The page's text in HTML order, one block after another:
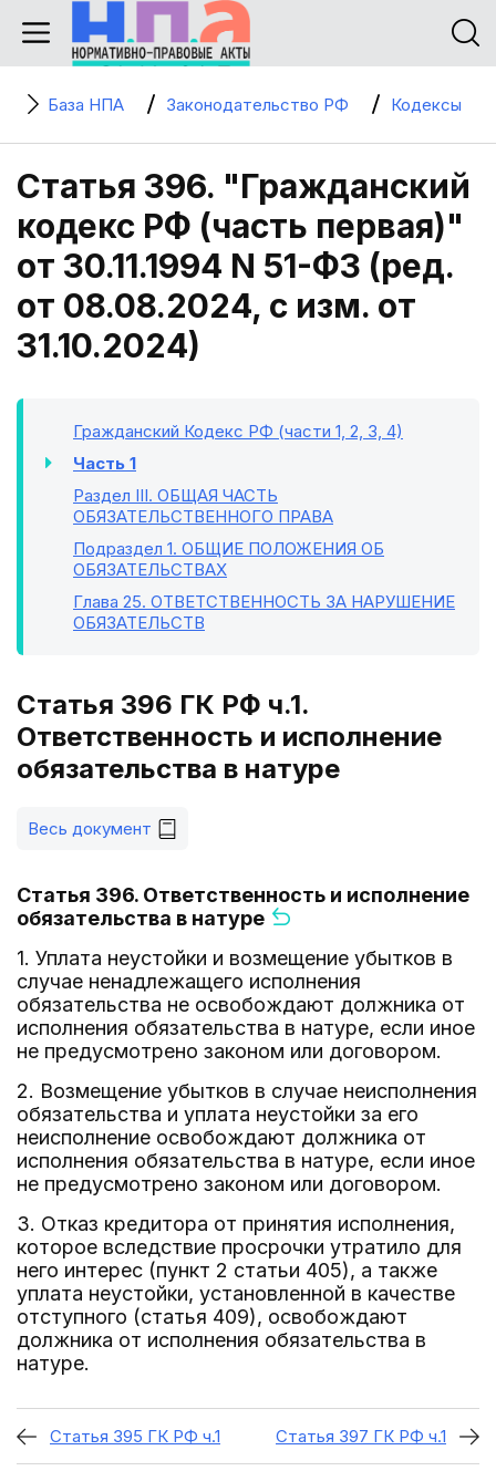
База НПА Законодательство РФ Кодексы
Статья 396. "Гражданский
кодекс РФ (часть первая)"
от 30.11.1994 N 51-ФЗ (ред.
от 08.08.2024, с изм. от
31.10.2024)
Гражданский Кодекс РФ (части 1, 2, 3, 4)
Часть 1
Раздел III. ОБЩАЯ ЧАСТЬ
ОБЯЗАТЕЛЬСТВЕННОГО ПРАВА
Подраздел 1. ОБЩИЕ ПОЛОЖЕНИЯ ОБ
ОБЯЗАТЕЛЬСТВАХ
Глава 25. ОТВЕТСТВЕННОСТЬ ЗА НАРУШЕНИЕ
ОБЯЗАТЕЛЬСТВ
Статья 396 ГК РФ ч.1.
Ответственность и исполнение
обязательства в натуре
Весь документ
Статья 396. Ответственность и исполнение
обязательства в натуре
1. Уплата неустойки и возмещение убытков в
случае ненадлежащего исполнения
обязательства не освобождают должника от
исполнения обязательства в натуре, если иное
не предусмотрено законом или договором.
2. Возмещение убытков в случае неисполнения
обязательства и уплата неустойки за его
неисполнение освобождают должника от
исполнения обязательства в натуре, если иное
не предусмотрено законом или договором.
3. Отказ кредитора от принятия исполнения,
которое вследствие просрочки утратило для
него интерес (пункт 2 статьи 405), а также
уплата неустойки, установленной в качестве
отступного (статья 409), освобождают
должника от исполнения обязательства в
натуре.
Статья 395 ГК РФ ч.1 Статья 397 ГК РФ ч.1